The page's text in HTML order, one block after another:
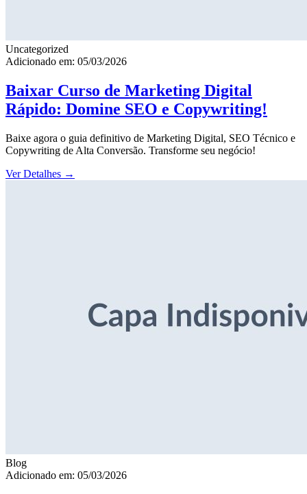
Uncategorized
Adicionado em: 05/03/2026
Baixar Curso de Marketing Digital
Rápido: Domine SEO e Copywriting!
Baixe agora o guia definitivo de Marketing Digital, SEO Técnico e
Copywriting de Alta Conversão. Transforme seu negócio!
Ver Detalhes →
Blog
Adicionado em: 05/03/2026